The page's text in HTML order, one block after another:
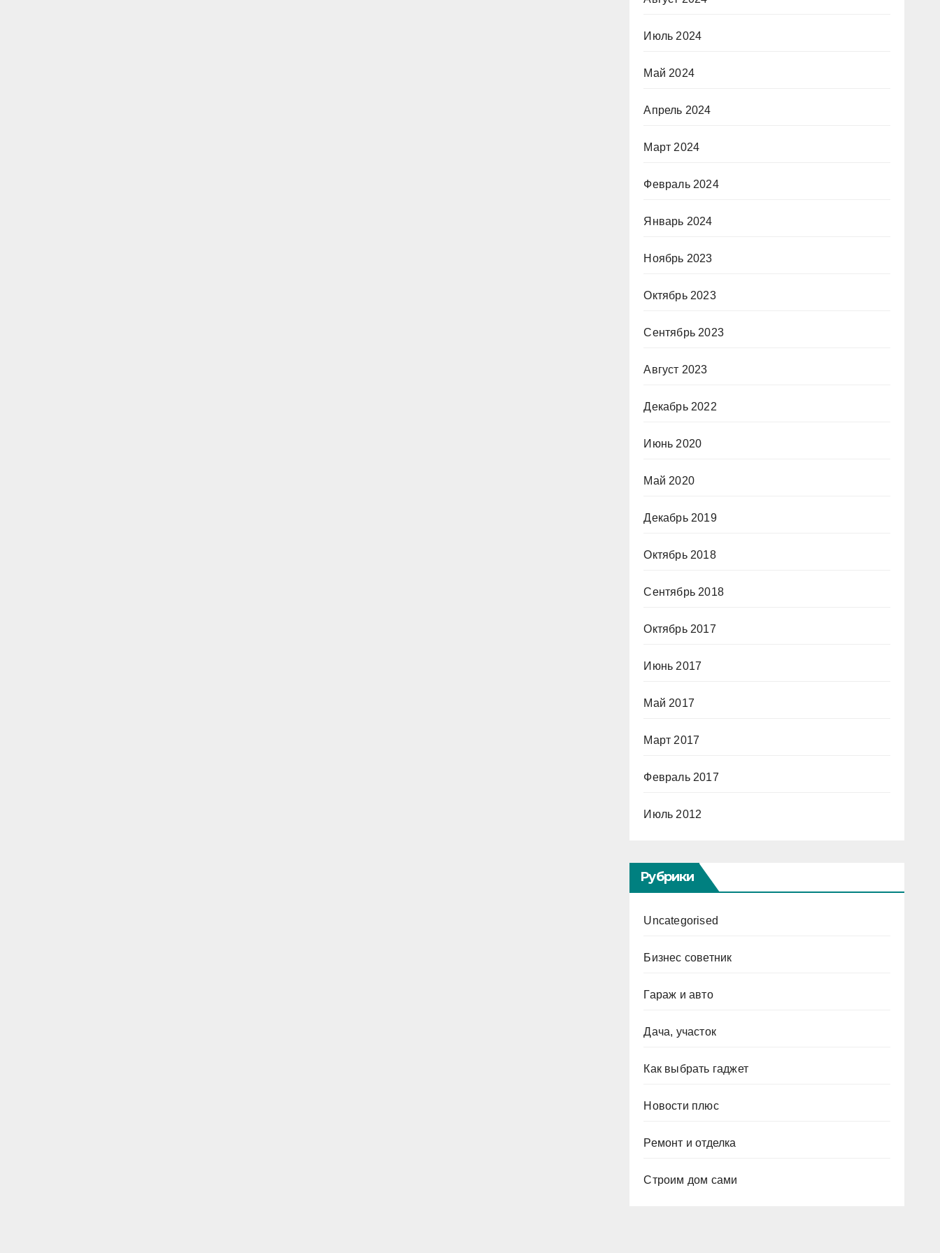
Июль 2024
Май 2024
Апрель 2024
Март 2024
Февраль 2024
Январь 2024
Ноябрь 2023
Октябрь 2023
Сентябрь 2023
Август 2023
Декабрь 2022
Июнь 2020
Май 2020
Декабрь 2019
Октябрь 2018
Сентябрь 2018
Октябрь 2017
Июнь 2017
Май 2017
Март 2017
Февраль 2017
Июль 2012
Рубрики
Uncategorised
Бизнес советник
Гараж и авто
Дача, участок
Как выбрать гаджет
Новости плюс
Ремонт и отделка
Строим дом сами